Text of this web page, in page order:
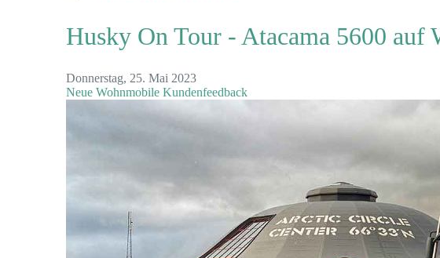
Husky On Tour - Atacama 5600 auf
Donnerstag, 25. Mai 2023
Neue Wohnmobile Kundenfeedback